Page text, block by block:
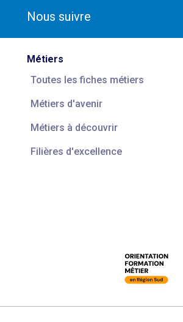
Nous suivre
Métiers
Toutes les fiches métiers
Métiers d'avenir
Métiers à découvrir
Filières d'excellence